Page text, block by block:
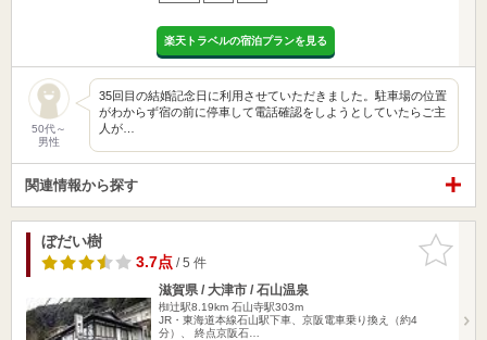
楽天トラベルの宿泊プランを見る
50代～
男性
35回目の結婚記念日に利用させていただきました。駐車場の位置
がわからず宿の前に停車して電話確認をしようとしていたらご主
人が…
関連情報から探す
お気に入
りに追加
ぼだい樹
3.7点/ 5 件
滋賀県 / 大津市 / 石山温泉
椥辻駅8.19km 石山寺駅303m
JR・東海道本線石山駅下車、京阪電車乗り換え（約4
分）、 終点京阪石…